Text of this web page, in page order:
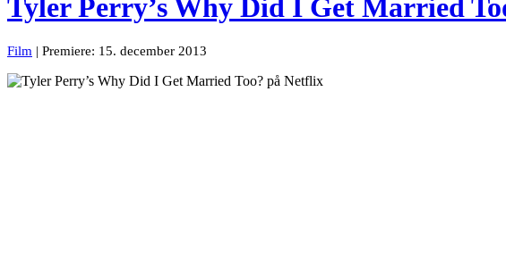
Tyler Perry’s Why Did I Get Married
Film | Premiere: 15. december 2013